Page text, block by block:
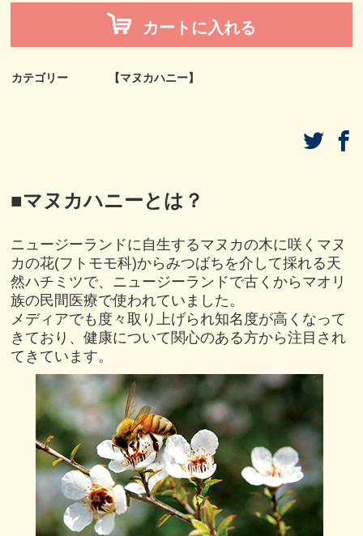
カートに入れる
カテゴリー 【マヌカハニー】
■マヌカハニーとは？
ニュージーランドに自生するマヌカの木に咲くマヌ
カの花(フトモモ科)からみつばちを介して採れる天
然ハチミツで、ニュージーランドで古くからマオリ
族の民間医療で使われていました。
メディアでも度々取り上げられ知名度が高くなって
きており、健康について関心のある方から注目され
てきています。